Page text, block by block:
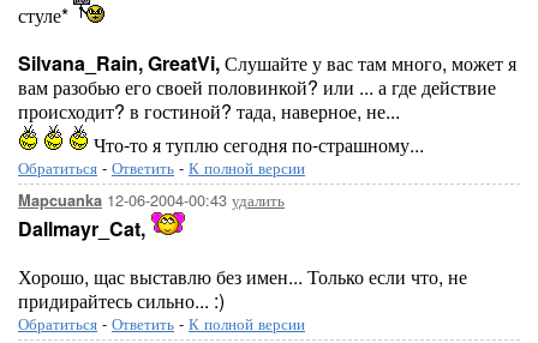
стуле*
Silvana_Rain,GreatVi,Слушайте у вас там много, может я
вам разобью его своей половинкой? или ... а где действие
происходит? в гостиной? тада, наверное, не...
Что-то я туплю сегодня по-страшному...
Обратиться - Ответить - К полной версии
Mapcuanka 12-06-2004-00:43 удалить
Dallmayr_Cat,
Хорошо, щас выставлю без имен... Только если что, не
придирайтесь сильно... :)
Обратиться - Ответить - К полной версии